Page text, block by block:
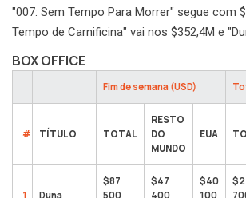
"007: Sem Tempo Para Morrer" segue com
Tempo de Carnificina" vai nos $352,4M e
BOX OFFICE
Fim de semana (USD)
# TÍTULO TOTAL
RESTO
DO
MUNDO
EUA
1 Duna
$87
500
$47
400
$40
100